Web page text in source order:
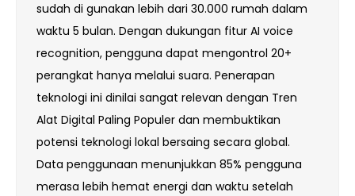
sudah di gunakan lebih dari 30.000 rumah dalam
waktu 5 bulan. Dengan dukungan fitur AI voice
recognition, pengguna dapat mengontrol 20+
perangkat hanya melalui suara. Penerapan
teknologi ini dinilai sangat relevan dengan Tren
Alat Digital Paling Populer dan membuktikan
potensi teknologi lokal bersaing secara global.
Data penggunaan menunjukkan 85% pengguna
merasa lebih hemat energi dan waktu setelah